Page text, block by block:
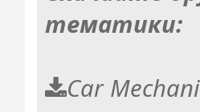
тематики:
Car